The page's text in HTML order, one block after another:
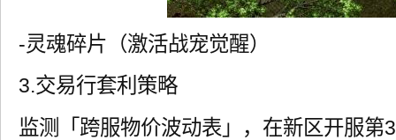
-灵魂碎片（激活战宠觉醒）
3.交易行套利策略
监测「跨服物价波动表」，在新区开服第